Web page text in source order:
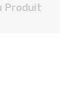
Produit